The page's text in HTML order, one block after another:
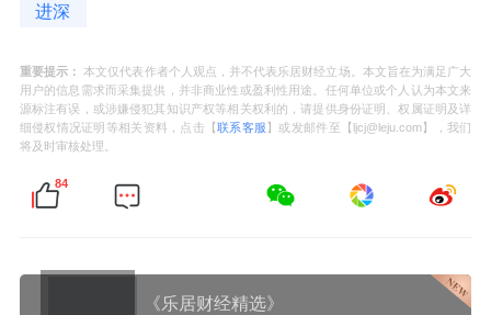
柜、独立的家政间/储物间满配。
北侧厨房窗户与南侧客厅阳台窗户相对，通透
明亮，采光极佳。
104㎡/108㎡四居，户型一致，只不过108㎡南
进深
重要提示： 本文仅代表作者个人观点，并不代表乐居财经立场。本文旨在为满足广大
用户的信息需求而采集提供，并非商业性或盈利性用途。任何单位或个人认为本文来
源标注有误，或涉嫌侵犯其知识产权等相关权利的，请提供身份证明、权属证明及详
细侵权情况证明等相关资料，点击【联系客服 】或发邮件至【ljcj@leju.com】，我们
将及时审核处理。
84
《乐居财经精选》